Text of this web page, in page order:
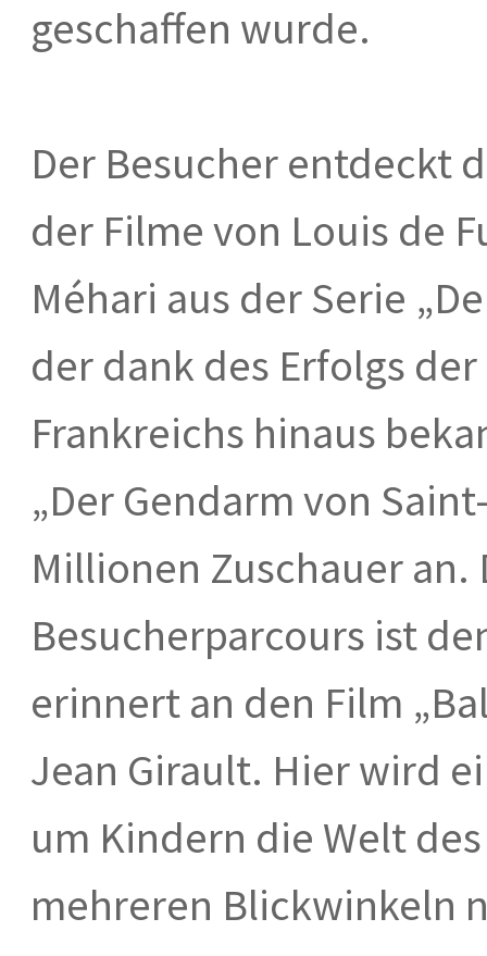
geschaffen wurde.
Der Besucher entdeckt
der Filme von Louis de
Méhari aus der Serie
der dank des Erfolgs
Frankreichs hinaus
„Der Gendarm von
Millionen Zuschauer an.
Besucherparcours ist
erinnert an den Film
Jean Girault. Hier wird
um Kindern die Welt
mehreren Blickwinkeln